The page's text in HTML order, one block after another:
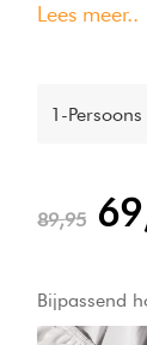
talrijke
van de
Lees meer..
1-
89,95
Bijpassend